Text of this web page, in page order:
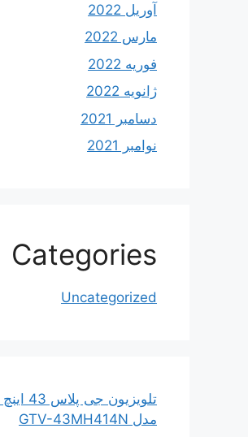
آوریل 2022
مارس 2022
فوریه 2022
ژانویه 2022
دسامبر 2021
نوامبر 2021
Categories
Uncategorized
مدل GTV-43MH414N